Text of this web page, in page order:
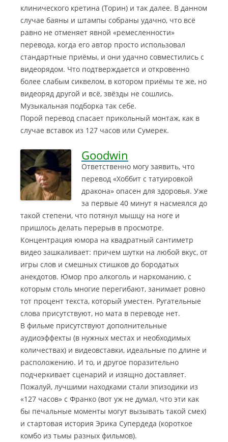
клинического кретина (Торин) и так далее. В данном
случае баяны и штампы собраны удачно, что всё
равно не отменяет явной «ремесленности»
перевода, когда его автор просто использовал
стандартные приёмы, и они удачно совместились с
видеорядом. Что подтверждается и откровенно
более слабым сиквелом, в котором приёмы те же, но
видеоряд другой и всё, звёзды не сошлись.
Музыкальная подборка так себе.
Порой перевод спасает прикольный монтаж, как в
случае вставок из 127 часов или Сумерек.
Goodwin
Ответственно могу заявить, что
перевод «Хоббит с татуировкой
дракона» опасен для здоровья. Уже
за первые 40 минут я насмеялся до
такой степени, что потянул мышцу на ноге и
пришлось делать перерыв в просмотре.
Концентрация юмора на квадратный сантиметр
видео зашкаливает: причем шутки на любой вкус, от
игры слов и смешных стишков до бородатых
анекдотов. Юмор про алкоголь и наркоманию, с
которым столь многие перегибают, занимает ровно
тот процент текста, который уместен. Ругательные
слова присутствуют, но мата в переводе нет.
В фильме присутствуют дополнительные
аудиоэффекты (в нужных местах и необходимых
количествах) и видеовставки, идеальные по длине и
расположению. И то, и другое поразительно
подчеркивает сценарий и изящно доставляет.
Пожалуй, лучшими находками стали эпизодики из
«127 часов» с Франко (вот уж не думал, что эти как
бы печальные моменты могут вызывать такой смех)
и стартовая история Эрика Супердеда (короткое
комбо из тьмы разных фильмов).